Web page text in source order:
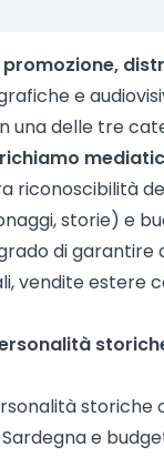
e
una delle tre
riconoscibilità
storie) e
di garantire
vendite estere
storiche
e